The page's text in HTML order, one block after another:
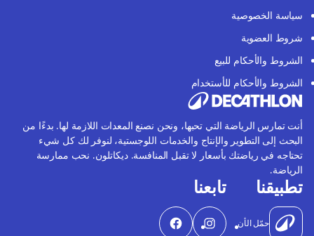
سياسة الخصوصية
شروط العضوية
الشروط والأحكام للبيع
الشروط والأحكام للأستخدام
أنت تمارس الرياضة التي تحبها، ونحن نصنع المعدات اللازمة لها. بدءًا من
البحث إلى التطوير والإنتاج والخدمات اللوجستية، لنوفر لك كل شيء
تحتاجه في رياضتك بأسعار لا تقبل المنافسة. ديكاتلون. نحب ممارسة
الرياضة.
تطبيقنا
حمّل الأن
تابعنا